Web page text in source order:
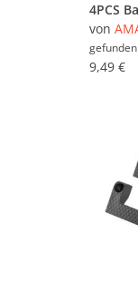
von
9,49 €